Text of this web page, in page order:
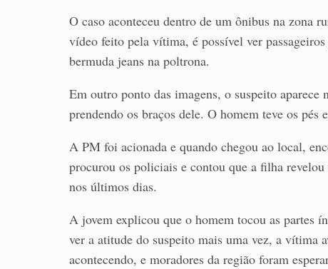
O caso aconteceu dentro de um ônibus na zona
vídeo feito pela vítima, é possível ver
bermuda jeans na poltrona.
Em outro ponto das imagens, o suspeito aparece
prendendo os braços dele. O homem teve os pés
A PM foi acionada e quando chegou ao local,
procurou os policiais e contou que a filha
nos últimos dias.
A jovem explicou que o homem tocou as partes
ver a atitude do suspeito mais uma vez, a vítima
acontecendo, e moradores da região foram